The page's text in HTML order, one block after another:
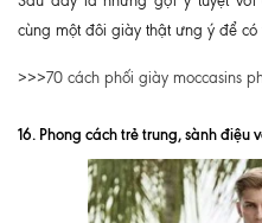
cùng một đôi giày thật ưng ý để
>>>70 cách phối giày moccasins
16. Phong cách trẻ trung, sành điệu